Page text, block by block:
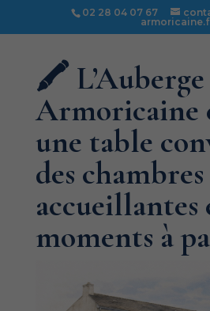
02 28 04 07 67
🖍️ L’Auberge
Armoricaine
une table
des chambres
accueillantes
moments à